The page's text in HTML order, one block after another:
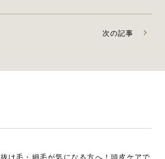
次の記事
抜け毛・細毛が気になる方へ！頭皮ケアで